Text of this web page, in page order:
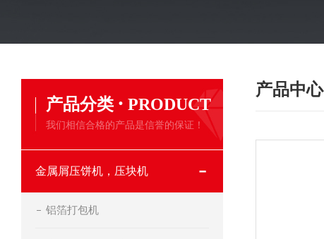
产品分类 · PRODUCT
我们相信合格的产品是信誉的保证！
金属屑压饼机，压块机
铝箔打包机
产品中心